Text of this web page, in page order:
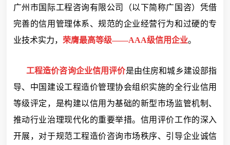
广州市国际工程咨询有限公司（以下简称广国咨）凭借
完善的信用管理体系、规范的企业经营行为和过硬的专
业技术实力， 荣膺最高等级——AAA级信用企业。
工程造价咨询企业信用评价是由住房和城乡建设部指
导、中国建设工程造价管理协会组织实施的全行业信用
等级评定，是构建以信用为基础的新型市场监管机制、
推动行业治理现代化的重要举措。信用评价工作的深入
开展，对于规范工程造价咨询市场秩序、引导企业诚信